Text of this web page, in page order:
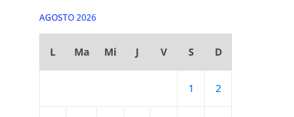
AGOSTO 2026
L Ma Mi J V S D
1 2